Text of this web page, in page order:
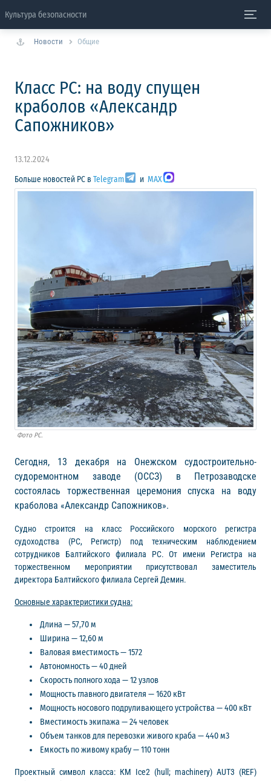
Культура безопасности
Новости Общие
Класс РС: на воду спущен
краболов «Александр
Сапожников»
13.12.2024
Больше новостей РС в Telegram и MAX
Фото РС.
Сегодня, 13 декабря на Онежском судостроительно-
судоремонтном заводе (ОССЗ) в Петрозаводске
состоялась торжественная церемония спуска на воду
краболова «Александр Сапожников».
Судно строится на класс Российского морского регистра
судоходства (РС, Регистр) под техническим наблюдением
сотрудников Балтийского филиала РС. От имени Регистра на
торжественном мероприятии присутствовал заместитель
директора Балтийского филиала Сергей Демин.
Основные характеристики судна:
Длина — 57,70 м
Ширина — 12,60 м
Валовая вместимость — 1572
Автономность — 40 дней
Скорость полного хода — 12 узлов
Мощность главного двигателя — 1620 кВт
Мощность носового подруливающего устройства — 400 кВт
Вместимость экипажа — 24 человек
Объем танков для перевозки живого краба — 440 м3
Емкость по живому крабу — 110 тонн
Проектный символ класса: КМ Ice2 (hull; machinery) AUT3 (REF)